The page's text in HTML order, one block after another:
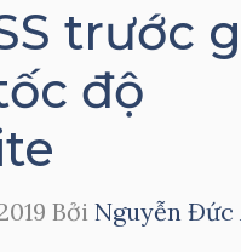
trước
độ
Bởi Nguyễn Đức